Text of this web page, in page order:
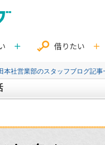
借りたい
本社営業部のスタッフブログ記事